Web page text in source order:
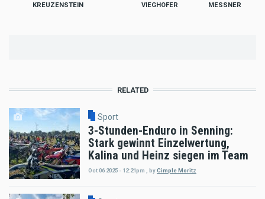
KREUZENSTEIN
VIEGHOFER
MESSNER
RELATED
Sport
3-Stunden-Enduro in Senning:
Stark gewinnt Einzelwertung,
Kalina und Heinz siegen im Team
Oct 06 2025 - 12:21pm byCimple Moritz